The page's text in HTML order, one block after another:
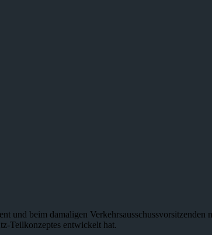
und beim damaligen
Teilkonzeptes entwickelt hat.